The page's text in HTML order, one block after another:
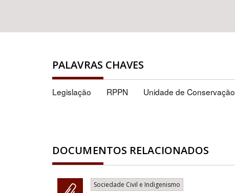
PALAVRAS CHAVES
Legislação RPPN Unidade de Conservação
DOCUMENTOS RELACIONADOS
Sociedade Civil e Indigenismo